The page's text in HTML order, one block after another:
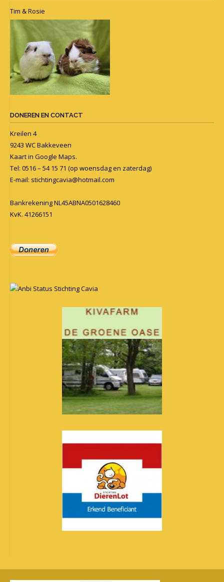
Tim & Rosie
DONEREN EN CONTACT
Kreilen 4
9243 WC Bakkeveen
Kaart in Google Maps.
Tel: 0516 – 54 15 71 (op woensdag en zaterdag)
E-mail: stichtingcavia@hotmail.com
Bankrekening NL45ABNA0501628460
KvK. 41266151
Anbi Status Stichting Cavia